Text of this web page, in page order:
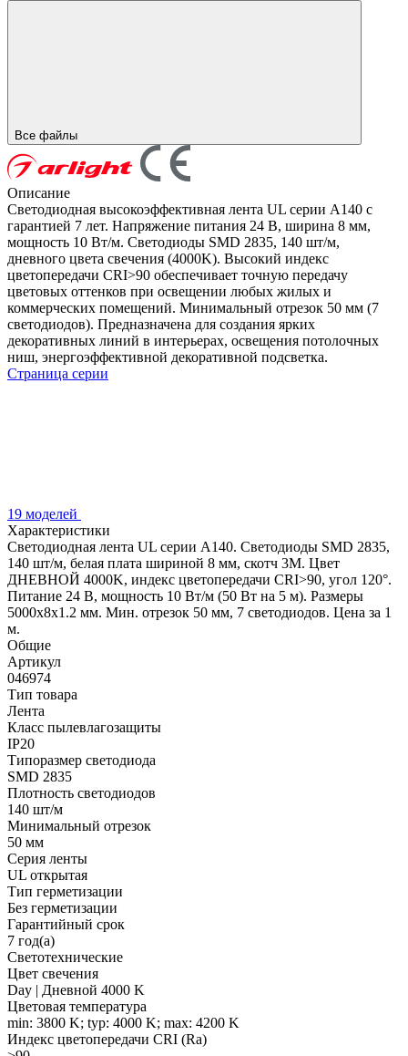
Все файлы
Описание
Светодиодная высокоэффективная лента UL серии A140 с
гарантией 7 лет. Напряжение питания 24 В, ширина 8 мм,
мощность 10 Вт/м. Светодиоды SMD 2835, 140 шт/м,
дневного цвета свечения (4000K). Высокий индекс
цветопередачи CRI>90 обеспечивает точную передачу
цветовых оттенков при освещении любых жилых и
коммерческих помещений. Минимальный отрезок 50 мм (7
светодиодов). Предназначена для создания ярких
декоративных линий в интерьерах, освещения потолочных
ниш, энергоэффективной декоративной подсветка.
Страница серии
19 моделей
Характеристики
Светодиодная лента UL серии A140. Светодиоды SMD 2835,
140 шт/м, белая плата шириной 8 мм, скотч 3M. Цвет
ДНЕВНОЙ 4000K, индекс цветопередачи CRI>90, угол 120°.
Питание 24 В, мощность 10 Вт/м (50 Вт на 5 м). Размеры
5000x8x1.2 мм. Мин. отрезок 50 мм, 7 светодиодов. Цена за 1
м.
Общие
Артикул
046974
Тип товара
Лента
Класс пылевлагозащиты
IP20
Типоразмер светодиода
SMD 2835
Плотность светодиодов
140 шт/м
Минимальный отрезок
50 мм
Серия ленты
UL открытая
Тип герметизации
Без герметизации
Гарантийный срок
7 год(а)
Светотехнические
Цвет свечения
Day | Дневной 4000 K
Цветовая температура
min: 3800 K; typ: 4000 K; max: 4200 K
Индекс цветопередачи CRI (Ra)